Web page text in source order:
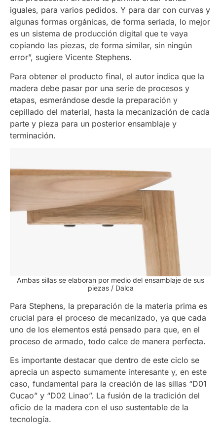
iguales, para varios pedidos. Y para dar con curvas y
algunas formas orgánicas, de forma seriada, lo mejor
es un sistema de producción digital que te vaya
copiando las piezas, de forma similar, sin ningún
error”, sugiere Vicente Stephens.
Para obtener el producto final, el autor indica que la
madera debe pasar por una serie de procesos y
etapas, esmerándose desde la preparación y
cepillado del material, hasta la mecanización de cada
parte y pieza para un posterior ensamblaje y
terminación.
Ambas sillas se elaboran por medio del ensamblaje de sus
piezas / Dalca
Para Stephens, la preparación de la materia prima es
crucial para el proceso de mecanizado, ya que cada
uno de los elementos está pensado para que, en el
proceso de armado, todo calce de manera perfecta.
Es importante destacar que dentro de este ciclo se
aprecia un aspecto sumamente interesante y, en este
caso, fundamental para la creación de las sillas “D01
Cucao” y “D02 Linao”. La fusión de la tradición del
oficio de la madera con el uso sustentable de la
tecnología.